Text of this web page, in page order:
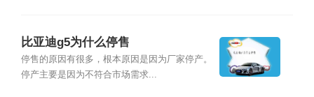
比亚迪g5为什么停售
停售的原因有很多，根本原因是因为厂家停产。
停产主要是因为不符合市场需求...